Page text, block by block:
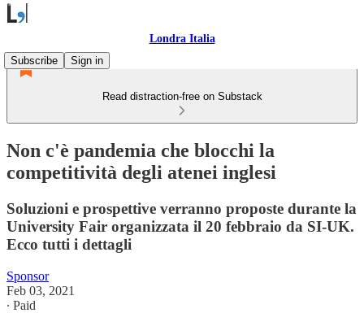
Londra Italia
Subscribe
Sign in
Read distraction-free on Substack
Non c'è pandemia che blocchi la
competitività degli atenei inglesi
Soluzioni e prospettive verranno proposte durante la
University Fair organizzata il 20 febbraio da SI-UK.
Ecco tutti i dettagli
Sponsor
Feb 03, 2021
∙ Paid